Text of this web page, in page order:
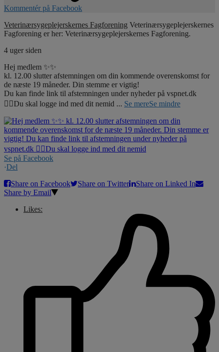
Kommentér på Facebook
Veterinærsygeplejerskernes Fagforening Veterinærsygeplejerskernes
Fagforening er her: Veterinærsygeplejerskernes Fagforening.
4 uger siden
Hej medlem ✨✨
kl. 12.00 slutter afstemningen om din kommende overenskomst for
de næste 19 måneder. Din stemme er vigtig!
Du kan finde link til afstemningen under nyheder på vspnet.dk
☝🏼Du skal logge ind med dit nemid ... Se mereSe mindre
Se på Facebook
·Del
Share on Facebook
Share on Twitter
Share on Linked In
Share by Email
Likes: